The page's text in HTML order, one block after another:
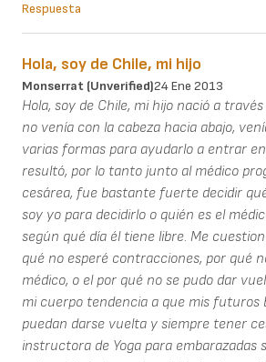
Respuesta
Hola, soy de Chile, mi hijo
Monserrat (unverified)24 Ene 2013
Hola, soy de Chile, mi hijo nació a
no venía con la cabeza hacia abajo,
varias formas para ayudarlo a entrar
resultó, por lo tanto junto al médico
cesárea, fue bastante fuerte decidir
soy yo para decidirlo o quién es el
según qué día él tiene libre. Me
qué no esperé contracciones, por qué
médico, o el por qué no se pudo dar
mi cuerpo tendencia a que mis futuros
puedan darse vuelta y siempre tener
instructora de Yoga para embarazadas